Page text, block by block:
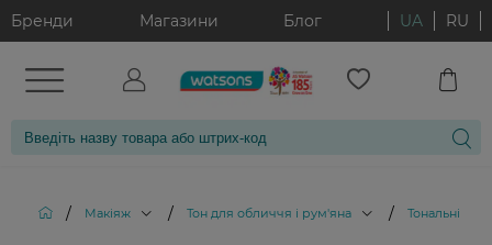
Бренди Магазини Блог UA RU
/ Макіяж / Тон для обличчя і рум'яна / Тональні